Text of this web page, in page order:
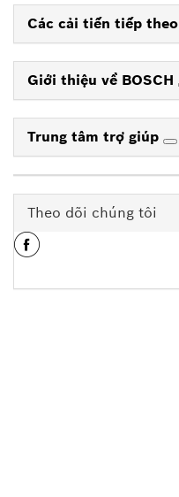
Các cải tiến tiếp theo
Giới thiệu về BOSCH
Trung tâm trợ giúp
Theo dõi chúng tôi